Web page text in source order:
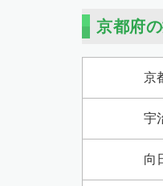
京都府
京
宇
向